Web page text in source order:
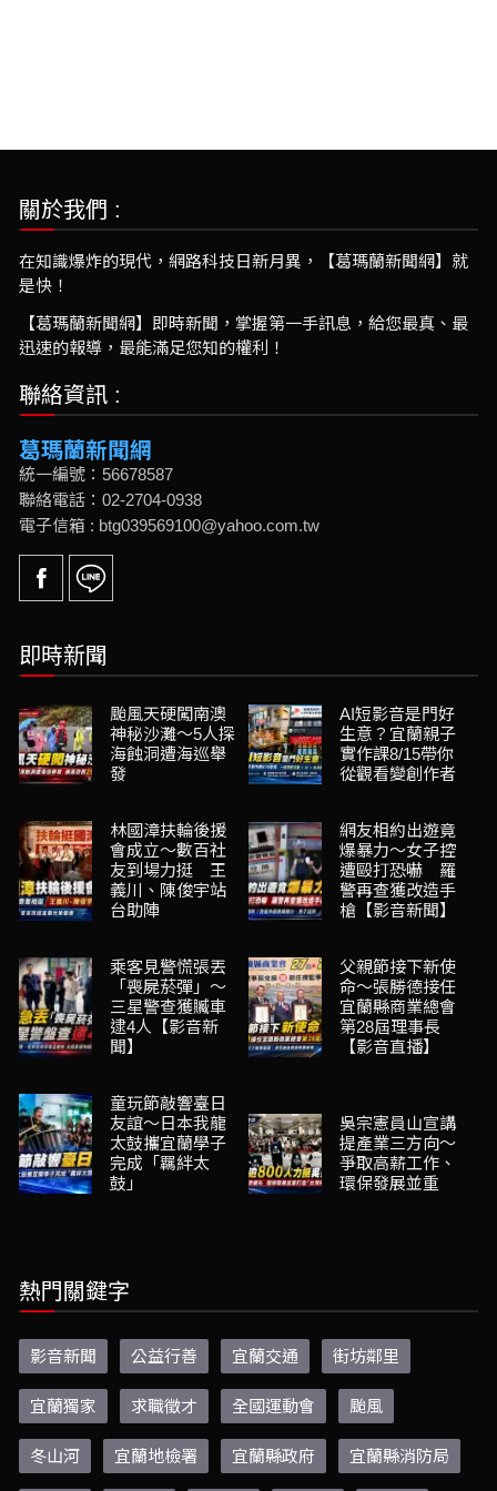
關於我們 :
在知識爆炸的現代，網路科技日新月異，【葛瑪蘭新聞網】就
是快！
【葛瑪蘭新聞網】即時新聞，掌握第一手訊息，給您最真、最
迅速的報導，最能滿足您知的權利！
聯絡資訊 :
葛瑪蘭新聞網
統一編號：56678587
聯絡電話：02-2704-0938
電子信箱 : btg039569100@yahoo.com.tw
即時新聞
颱風天硬闖南澳
神秘沙灘～5人探
海蝕洞遭海巡舉
發
AI短影音是門好
生意？宜蘭親子
實作課8/15帶你
從觀看變創作者
林國漳扶輪後援
會成立～數百社
友到場力挺 王
義川、陳俊宇站
台助陣
網友相約出遊竟
爆暴力～女子控
遭毆打恐嚇 羅
警再查獲改造手
槍【影音新聞】
乘客見警慌張丟
「喪屍菸彈」～
三星警查獲贓車
逮4人【影音新
聞】
父親節接下新使
命～張勝德接任
宜蘭縣商業總會
第28屆理事長
【影音直播】
童玩節敲響臺日
友誼～日本我龍
太鼓攜宜蘭學子
完成「羈絆太
鼓」
吳宗憲員山宣講
提產業三方向～
爭取高薪工作、
環保發展並重
熱門關鍵字
影音新聞 公益行善 宜蘭交通 街坊鄰里
宜蘭獨家 求職徵才 全國運動會 颱風
冬山河 宜蘭地檢署 宜蘭縣政府 宜蘭縣消防局